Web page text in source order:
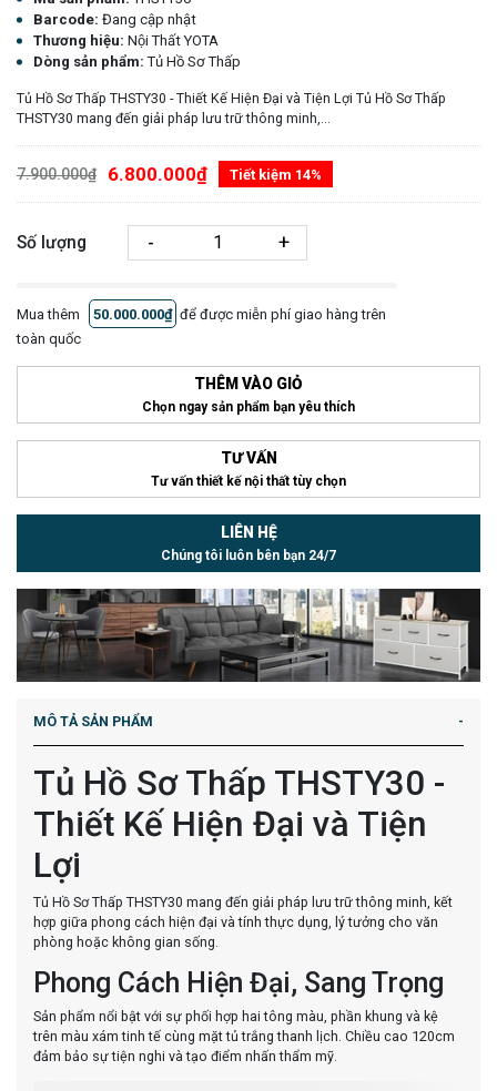
Barcode: Đang cập nhật
Thương hiệu: Nội Thất YOTA
Dòng sản phẩm:Tủ Hồ Sơ Thấp
Tủ Hồ Sơ Thấp THSTY30 - Thiết Kế Hiện Đại và Tiện Lợi Tủ Hồ Sơ Thấp
THSTY30 mang đến giải pháp lưu trữ thông minh,...
7.900.000₫ 6.800.000₫ Tiết kiệm 14%
Số lượng - +
Mua thêm 50.000.000₫ để được miễn phí giao hàng trên
toàn quốc
THÊM VÀO GIỎ
Chọn ngay sản phẩm bạn yêu thích
TƯ VẤN
Tư vấn thiết kế nội thất tùy chọn
LIÊN HỆ
Chúng tôi luôn bên bạn 24/7
MÔ TẢ SẢN PHẨM
Tủ Hồ Sơ Thấp THSTY30 -
Thiết Kế Hiện Đại và Tiện
Lợi
Tủ Hồ Sơ Thấp THSTY30 mang đến giải pháp lưu trữ thông minh, kết
hợp giữa phong cách hiện đại và tính thực dụng, lý tưởng cho văn
phòng hoặc không gian sống.
Phong Cách Hiện Đại, Sang Trọng
Sản phẩm nổi bật với sự phối hợp hai tông màu, phần khung và kệ
trên màu xám tinh tế cùng mặt tủ trắng thanh lịch. Chiều cao 120cm
đảm bảo sự tiện nghi và tạo điểm nhấn thẩm mỹ.